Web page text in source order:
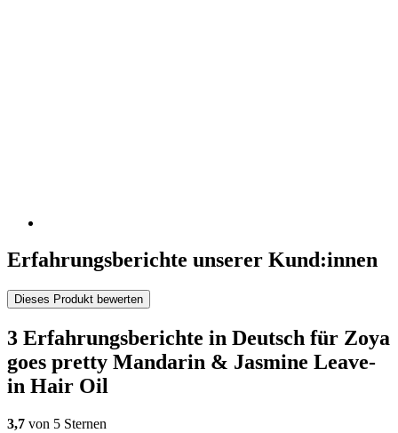
Erfahrungsberichte unserer Kund:innen
Dieses Produkt bewerten
3 Erfahrungsberichte in Deutsch für Zoya
goes pretty Mandarin & Jasmine Leave-
in Hair Oil
3,7 von 5 Sternen